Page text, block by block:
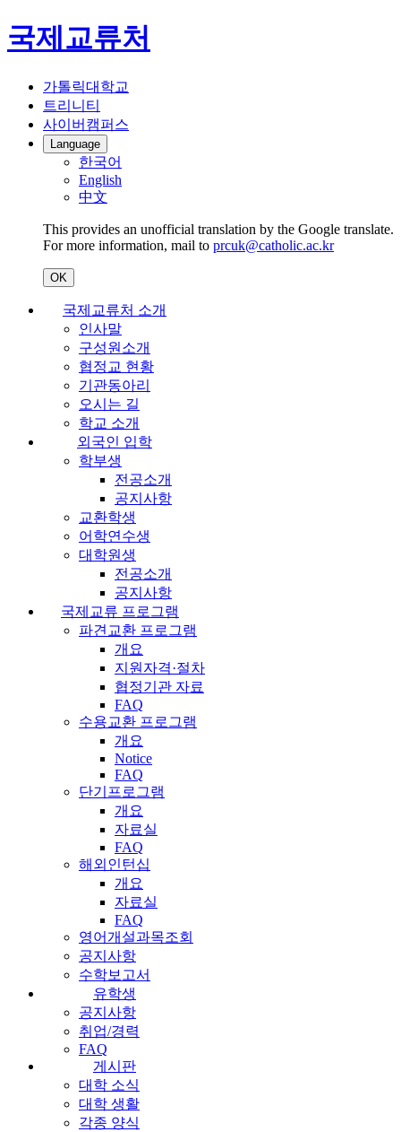
국제교류처
가톨릭대학교
트리니티
사이버캠퍼스
Language
한국어
English
中文
This provides an unofficial translation by the Google translate.
For more information, mail to prcuk@catholic.ac.kr
OK
국제교류처 소개
인사말
구성원소개
협정교 현황
기관동아리
오시는 길
학교 소개
외국인 입학
학부생
전공소개
공지사항
교환학생
어학연수생
대학원생
전공소개
공지사항
국제교류 프로그램
파견교환 프로그램
개요
지원자격·절차
협정기관 자료
FAQ
수용교환 프로그램
개요
Notice
FAQ
단기프로그램
개요
자료실
FAQ
해외인턴십
개요
자료실
FAQ
영어개설과목조회
공지사항
수학보고서
유학생
공지사항
취업/경력
FAQ
게시판
대학 소식
대학 생활
각종 양식